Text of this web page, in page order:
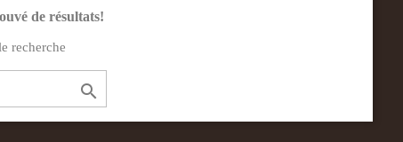
de résultats!
recherche
